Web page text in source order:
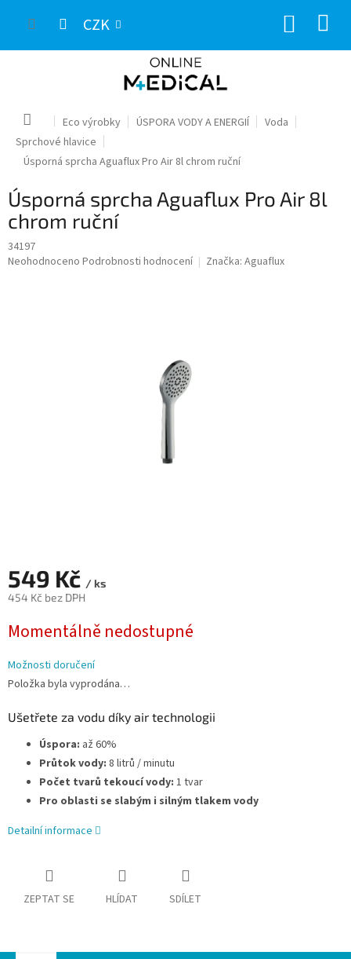
CZK
Domů Eco výrobky ÚSPORA VODY A ENERGIÍ
Voda
Sprchové hlavice
Úsporná sprcha Aguaflux Pro Air 8l chrom ruční
Úsporná sprcha Aguaflux Pro Air 8l
chrom ruční
34197
Průměrné
Neohodnoceno Podrobnosti hodnocení Značka: Aguaflux
549 Kč / ks
454 Kč bez DPH
cena:
Momentálně nedostupné
Možnosti doručení
Položka byla vyprodána…
Ušetřete za vodu díky air technologii
Úspora: až 60%
Průtok vody: 8 litrů / minutu
Počet tvarů tekoucí vody: 1 tvar
Pro oblasti se slabým i silným tlakem vody
Detailní informace
ZEPTAT SE HLÍDAT SDÍLET